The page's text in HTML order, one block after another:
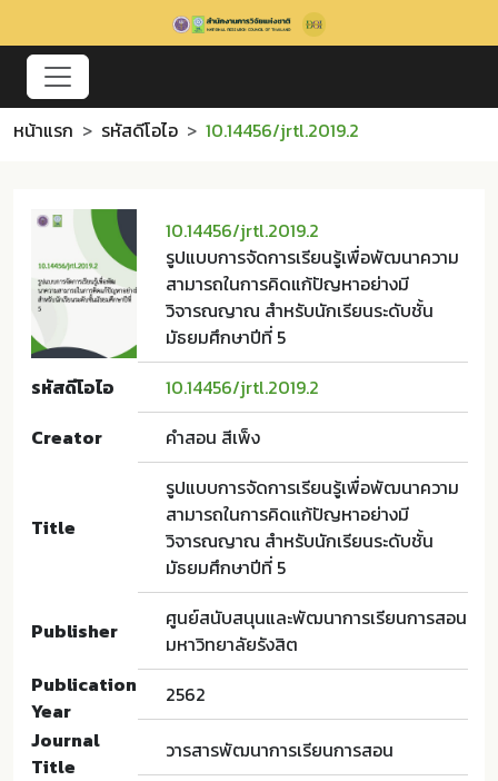
หน้าแรก รหัสดีโอไอ 10.14456/jrtl.2019.2
10.14456/jrtl.2019.2
รูปแบบการจัดการเรียนรู้เพื่อพัฒนาความ
สามารถในการคิดแก้ปัญหาอย่างมี
วิจารณญาณ สำหรับนักเรียนระดับชั้น
มัธยมศึกษาปีที่ 5
รหัสดีโอไอ
10.14456/jrtl.2019.2
Creator
คำสอน สีเพ็ง
Title
รูปแบบการจัดการเรียนรู้เพื่อพัฒนาความ
สามารถในการคิดแก้ปัญหาอย่างมี
วิจารณญาณ สำหรับนักเรียนระดับชั้น
มัธยมศึกษาปีที่ 5
Publisher
ศูนย์สนับสนุนและพัฒนาการเรียนการสอน
มหาวิทยาลัยรังสิต
Publication
Year
2562
Journal
Title
วารสารพัฒนาการเรียนการสอน